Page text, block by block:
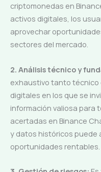
criptomonedas en
activos digitales, los
aprovechar
sectores del mercado.
2. Análisis técnico y
exhaustivo tanto técnico
digitales en los que se
información valiosa para
acertadas en Binance
y datos históricos puede
oportunidades rentables.